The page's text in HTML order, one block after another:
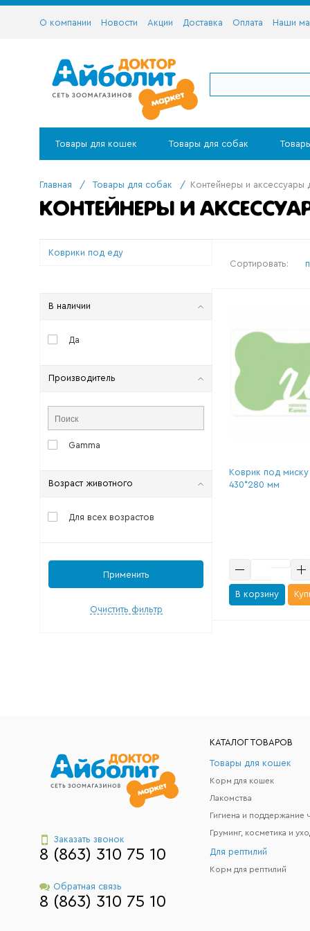
О компании Новости Акции Доставка Оплата Наши
Товары для кошек Товары для собак
Главная / Товары для собак / Контейнеры и аксессуары
КОНТЕЙНЕРЫ И
Коврики под еду
В наличии
Да
Производитель
Gamma
Возраст животного
Для всех возрастов
Применить
Очистить фильтр
Сортировать:
Коврик под миску
430*280 мм
В корзину
Заказать звонок
8 (863) 310 75 10
Обратная связь
8 (863) 310 75 10
КАТАЛОГ ТОВАРОВ
Товары для кошек
Корм для кошек
Лакомства
Груминг, косметика и
Для рептилий
Корм для рептилий